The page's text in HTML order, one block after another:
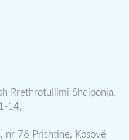
Rrethrotullimi Shqiponja,
14,
nr 76 Prishtine, Kosovë